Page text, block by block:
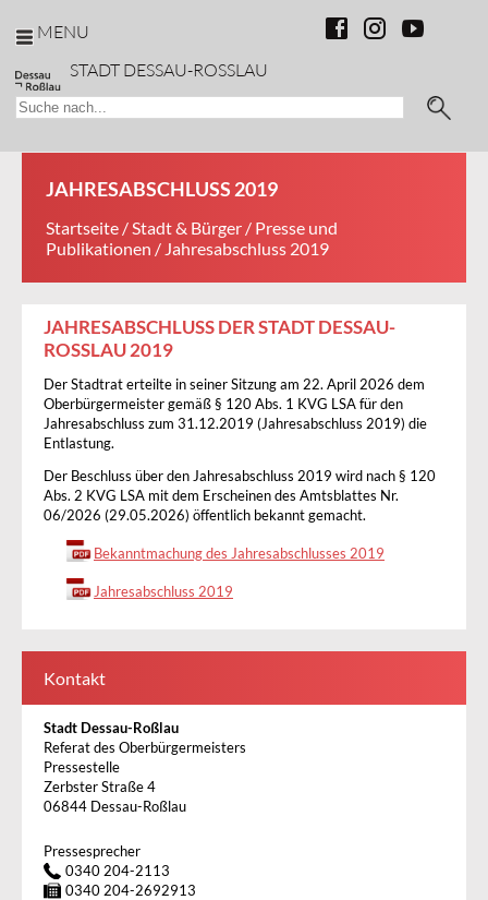
MENU
STADT DESSAU-ROSSLAU
JAHRESABSCHLUSS 2019
Startseite /Stadt & Bürger / Presse und
Publikationen / Jahresabschluss 2019
JAHRESABSCHLUSS DER STADT DESSAU-
ROSSLAU 2019
Der Stadtrat erteilte in seiner Sitzung am 22. April 2026 dem
Oberbürgermeister gemäß § 120 Abs. 1 KVG LSA für den
Jahresabschluss zum 31.12.2019 (Jahresabschluss 2019) die
Entlastung.
Der Beschluss über den Jahresabschluss 2019 wird nach § 120
Abs. 2 KVG LSA mit dem Erscheinen des Amtsblattes Nr.
06/2026 (29.05.2026) öffentlich bekannt gemacht.
Bekanntmachung des Jahresabschlusses 2019
Jahresabschluss 2019
Kontakt
Stadt Dessau-Roßlau
Referat des Oberbürgermeisters
Pressestelle
Zerbster Straße 4
06844 Dessau-Roßlau
Pressesprecher
0340 204-2113
0340 204-2692913